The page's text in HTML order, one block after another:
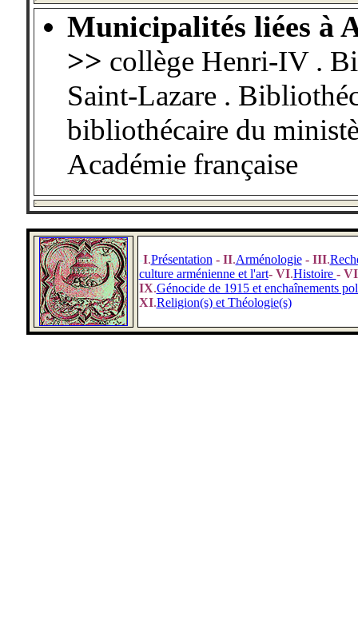
Municipalités liées à
>> collège Henri-IV .
Saint-Lazare .
bibliothécaire du
Académie française
-
-I.Présentation - II.Arménologie- III.
culture arménienne et l'art- VI.Histoire -
IX.Génocide de 1915 et enchaînements
XI.Religion(s) et Théologie(s)